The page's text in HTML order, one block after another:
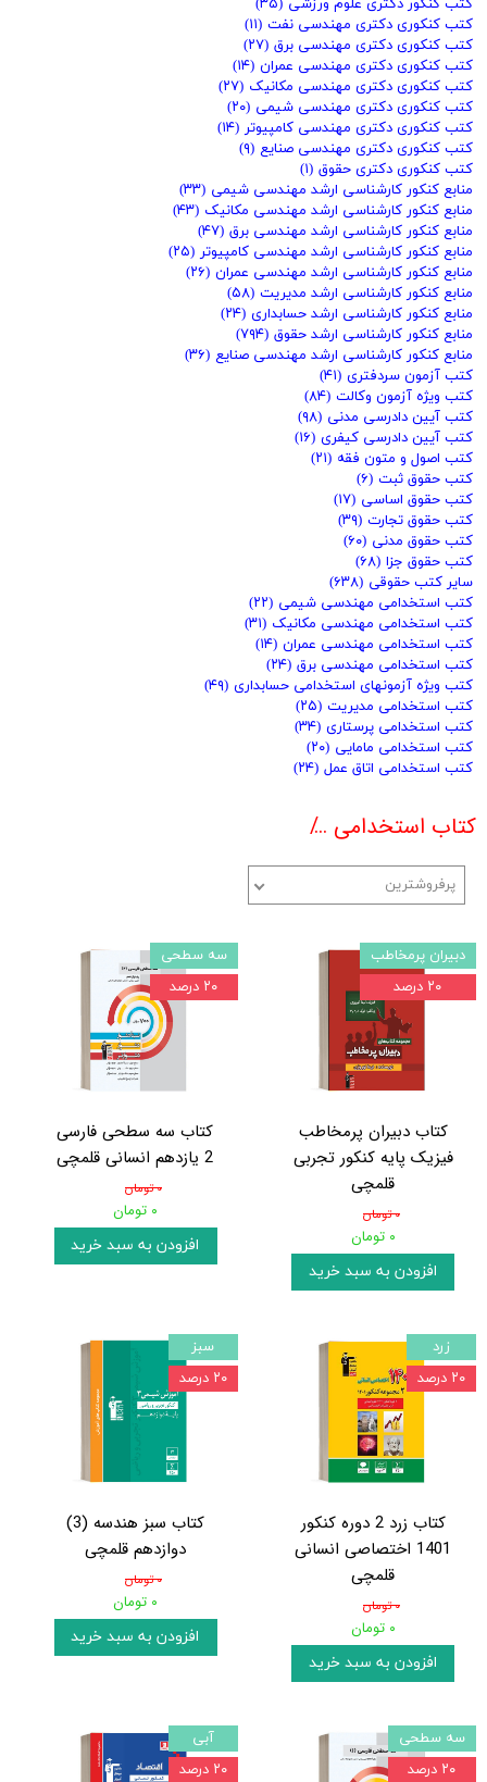
کتاب استخدامی
پرفروشترین
کتاب دبیران پرمخاطب
فیزیک پایه کنکور تجربی
قلمچی
۰ تومان
۰ تومان
افزودن به سبد خرید
دبیران پرمخاطب
۲۰ درصد
کتاب سه سطحی فارسی
2 یازدهم انسانی قلمچی
۰ تومان
۰ تومان
افزودن به سبد خرید
سه سطحی
۲۰ درصد
کتاب زرد 2 دوره کنکور
1401 اختصاصی انسانی
قلمچی
۰ تومان
۰ تومان
افزودن به سبد خرید
زرد
۲۰ درصد
کتاب سبز هندسه (3)
دوازدهم قلمچی
۰ تومان
۰ تومان
افزودن به سبد خرید
سبز
۲۰ درصد
سه سطحی
۲۰ درصد
آبی
۲۰ درصد
کتب کنکور دکتری علوم ورزشی (۳۵)
کتب کنکوری دکتری مهندسی نفت (۱۱)
کتب کنکوری دکتری مهندسی برق (۲۷)
کتب کنکوری دکتری مهندسی عمران (۱۴)
کتب کنکوری دکتری مهندسی مکانیک (۲۷)
کتب کنکوری دکتری مهندسی شیمی (۲۰)
کتب کنکوری دکتری مهندسی کامپیوتر (۱۴)
کتب کنکوری دکتری مهندسی صنایع (۹)
کتب کنکوری دکتری حقوق (۱)
منابع کنکور کارشناسی ارشد مهندسی شیمی (۳۳)
منابع کنکور کارشناسی ارشد مهندسی مکانیک (۴۳)
منابع کنکور کارشناسی ارشد مهندسی برق (۴۷)
منابع کنکور کارشناسی ارشد مهندسی کامپیوتر (۲۵)
منابع کنکور کارشناسی ارشد مهندسی عمران (۲۶)
منابع کنکور کارشناسی ارشد مدیریت (۵۸)
منابع کنکور کارشناسی ارشد حسابداری (۲۴)
منابع کنکور کارشناسی ارشد حقوق (۷۹۴)
منابع کنکور کارشناسی ارشد مهندسی صنایع (۳۶)
کتب آزمون سردفتری (۴۱)
کتب ویژه آزمون وکالت (۸۴)
کتب آیین دادرسی مدنی (۹۸)
کتب آیین دادرسی کیفری (۱۶)
کتب اصول و متون فقه (۲۱)
کتب حقوق ثبت (۶)
کتب حقوق اساسی (۱۷)
کتب حقوق تجارت (۳۹)
کتب حقوق مدنی (۶۰)
کتب حقوق جزا (۶۸)
سایر کتب حقوقی (۶۳۸)
کتب استخدامی مهندسی شیمی (۲۲)
کتب استخدامی مهندسی مکانیک (۳۱)
کتب استخدامی مهندسی عمران (۱۴)
کتب استخدامی مهندسی برق (۲۴)
کتب ویژه آزمونهای استخدامی حسابداری (۴۹)
کتب استخدامی مدیریت (۲۵)
کتب استخدامی پرستاری (۳۴)
کتب استخدامی مامایی (۲۰)
کتب استخدامی اتاق عمل (۲۴)